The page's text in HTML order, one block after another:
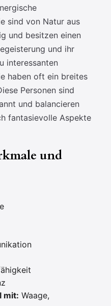
sind von Natur aus
und besitzen einen
und ihr
interessanten
haben oft ein breites
Personen sind
und balancieren
fantasievolle Aspekte
und
mit: Waage,